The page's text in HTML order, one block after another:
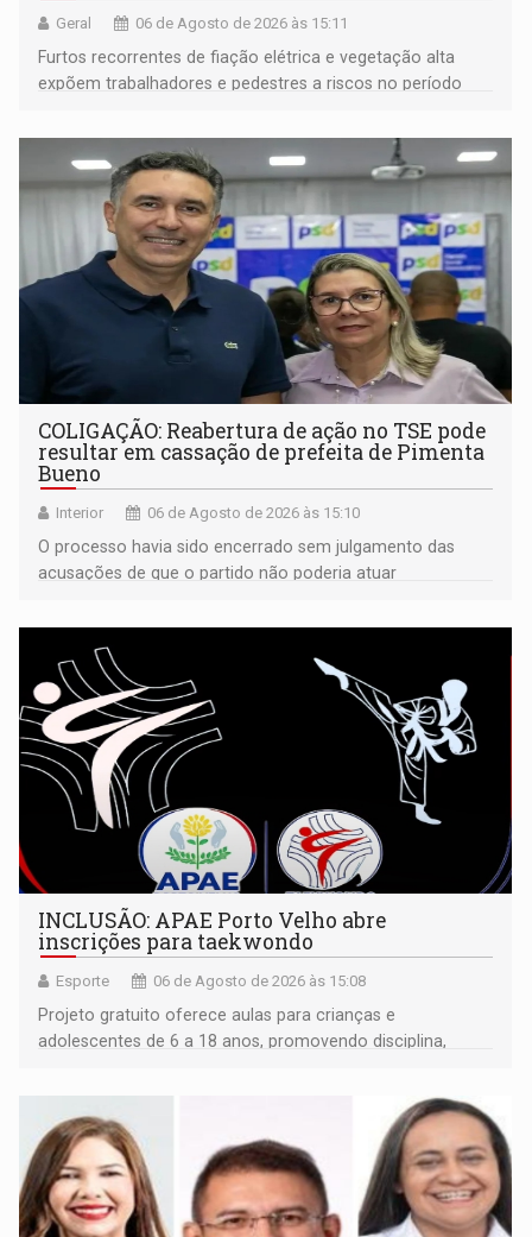
Geral 06 de Agosto de 2026 às 15:11
Furtos recorrentes de fiação elétrica e vegetação alta
expõem trabalhadores e pedestres a riscos no período
COLIGAÇÃO: Reabertura de ação no TSE pode
resultar em cassação de prefeita de Pimenta
Bueno
Interior 06 de Agosto de 2026 às 15:10
O processo havia sido encerrado sem julgamento das
acusações de que o partido não poderia atuar
INCLUSÃO: APAE Porto Velho abre
inscrições para taekwondo
Esporte 06 de Agosto de 2026 às 15:08
Projeto gratuito oferece aulas para crianças e
adolescentes de 6 a 18 anos, promovendo disciplina,